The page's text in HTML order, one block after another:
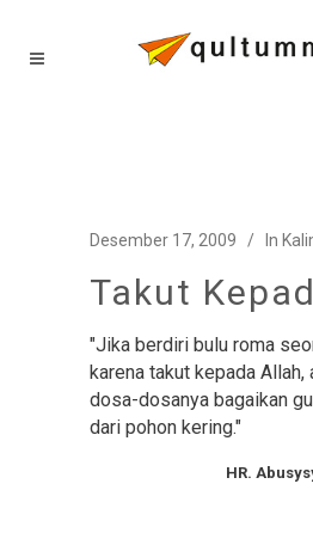
Desember 17, 2009 In
Takut
"Jika berdiri bulu roma
karena takut kepada Allah,
dosa-dosanya bagaikan
dari pohon kering."
HR.